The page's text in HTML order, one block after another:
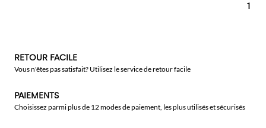
1
RETOUR FACILE
Vous n'êtes pas satisfait? Utilisez le service de retour facile
PAIEMENTS
Choisissez parmi plus de 12 modes de paiement, les plus utilisés et sécurisés